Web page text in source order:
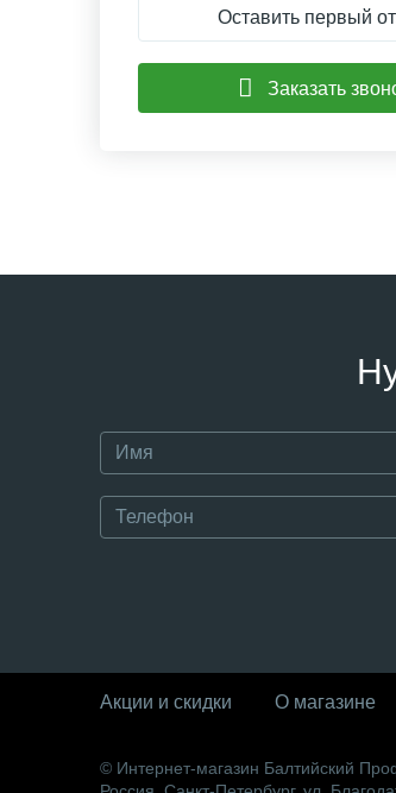
Оставить первый
Заказать
Акции и скидки О магазине
© Интернет-магазин Балтийский